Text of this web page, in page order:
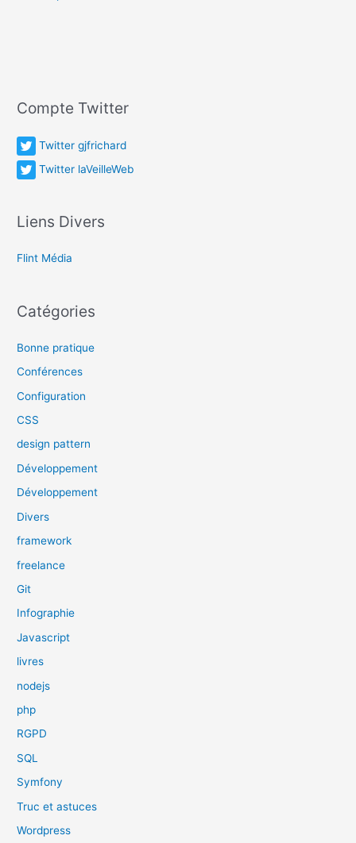
Compte Twitter
Twitter gjfrichard
Twitter laVeilleWeb
Liens Divers
Flint Média
Catégories
Bonne pratique
Conférences
Configuration
CSS
design pattern
Développement
Développement
Divers
framework
freelance
Git
Infographie
Javascript
livres
nodejs
php
RGPD
SQL
Symfony
Truc et astuces
Wordpress